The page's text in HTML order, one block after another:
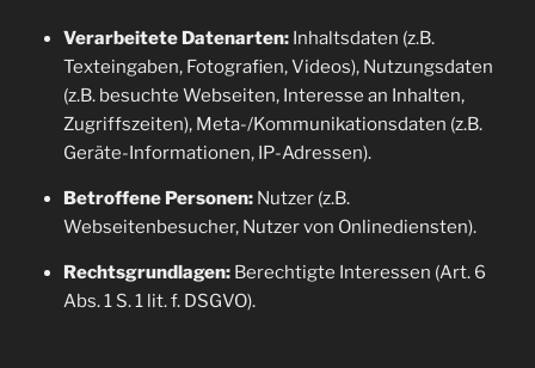
Verarbeitete Datenarten:Inhaltsdaten (z.B.
Texteingaben, Fotografien, Videos), Nutzungsdaten
(z.B. besuchte Webseiten, Interesse an Inhalten,
Zugriffszeiten), Meta-/Kommunikationsdaten (z.B.
Geräte-Informationen, IP-Adressen).
Betroffene Personen:Nutzer (z.B.
Webseitenbesucher, Nutzer von Onlinediensten).
Rechtsgrundlagen:Berechtigte Interessen (Art. 6
Abs. 1 S. 1 lit. f. DSGVO).